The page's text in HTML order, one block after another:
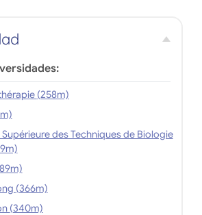
ADERE - Ergothérapie (258m)
Supérieure des Techniques de Biologie
(579m)
(789m)
Free Dance Song (366m)
IFSI-IFAS Tenon (340m)